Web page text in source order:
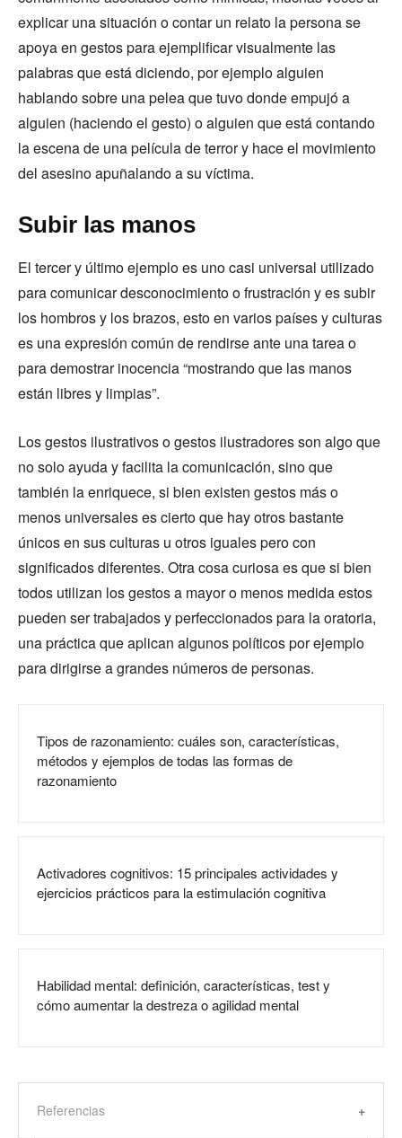
explicar una situación o contar un relato la persona se
apoya en gestos para ejemplificar visualmente las
palabras que está diciendo, por ejemplo alguien
hablando sobre una pelea que tuvo donde empujó a
alguien (haciendo el gesto) o alguien que está contando
la escena de una película de terror y hace el movimiento
del asesino apuñalando a su víctima.
Subir las manos
El tercer y último ejemplo es uno casi universal utilizado
para comunicar desconocimiento o frustración y es subir
los hombros y los brazos, esto en varios países y culturas
es una expresión común de rendirse ante una tarea o
para demostrar inocencia “mostrando que las manos
están libres y limpias”.
Los gestos ilustrativos o gestos ilustradores son algo que
no solo ayuda y facilita la comunicación, sino que
también la enriquece, si bien existen gestos más o
menos universales es cierto que hay otros bastante
únicos en sus culturas u otros iguales pero con
significados diferentes. Otra cosa curiosa es que si bien
todos utilizan los gestos a mayor o menos medida estos
pueden ser trabajados y perfeccionados para la oratoria,
una práctica que aplican algunos políticos por ejemplo
para dirigirse a grandes números de personas.
Tipos de razonamiento: cuáles son, características,
métodos y ejemplos de todas las formas de
razonamiento
Activadores cognitivos: 15 principales actividades y
ejercicios prácticos para la estimulación cognitiva
Habilidad mental: definición, características, test y
cómo aumentar la destreza o agilidad mental
Referencias